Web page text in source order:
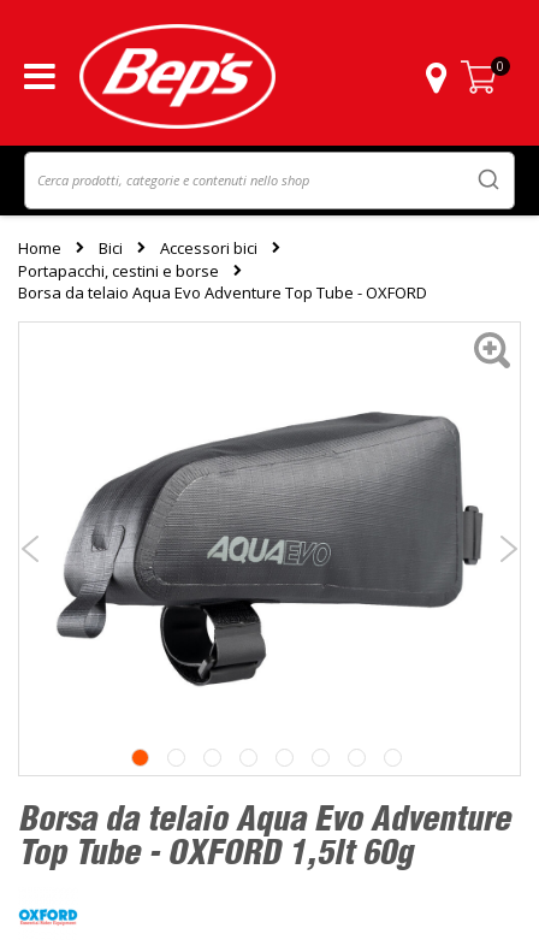
Carrello
0
Home Bici
Accessori bici
Portapacchi, cestini e borse
Borsa da telaio Aqua Evo Adventure Top Tube - OXFORD
Borsa da telaio Aqua Evo Adventure
Top Tube - OXFORD 1,5lt 60g